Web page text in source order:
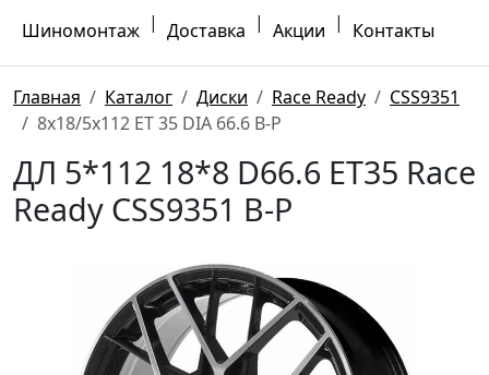
Шиномонтаж | Доставка | Акции | Контакты
Главная Каталог Диски Race Ready
CSS9351
8x18/5x112 ET 35 DIA 66.6 B-P
ДЛ 5*112 18*8 D66.6 ET35 Race
Ready CSS9351 B-P